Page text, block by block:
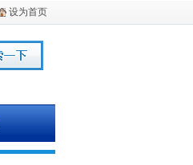
设为首页